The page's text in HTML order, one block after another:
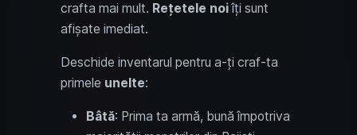
crafta mai mult. Rețetele noiîți sunt
afișate imediat.
Deschide inventarul pentru a-ți craf-ta
primele unelte:
Bâtă: Prima ta armă, bună împotriva